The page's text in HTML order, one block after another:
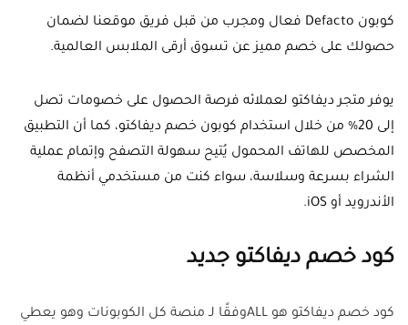
كوبون Defacto فعال ومجرب من قبل فريق موقعنا لضمان
حصولك على خصم مميز عن تسوق أرقى الملابس العالمية.
يوفر متجر ديفاكتو لعملائه فرصة الحصول على خصومات تصل
إلى 20% من خلال استخدام كوبون خصم ديفاكتو، كما أن التطبيق
المخصص للهاتف المحمول يُتيح سهولة التصفح وإتمام عملية
الشراء بسرعة وسلاسة، سواء كنت من مستخدمي أنظمة
الأندرويد أو iOS.
كود خصم ديفاكتو جديد
كود خصم ديفاكتو هو ALLوفقًا لـ منصة كل الكوبونات وهو يعطي